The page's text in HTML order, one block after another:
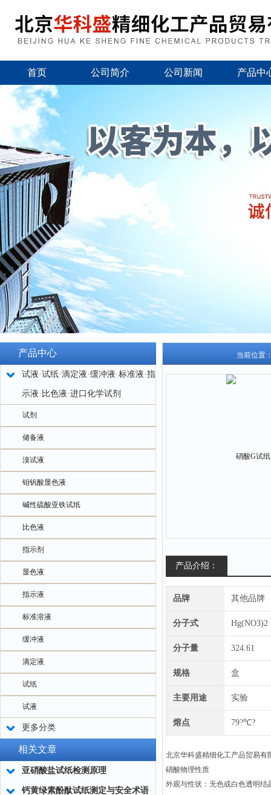
首页 公司简介 公司新闻 产品中
产品中心
试液·试纸·滴定液·缓冲液·标准液·指
示液·比色液·进口化学试剂
试剂
储备液
溴试液
钼钒酸显色液
碱性硫酸亚铁试纸
比色液
指示剂
显色液
指示液
标准溶液
缓冲液
滴定液
试纸
试液
更多分类
相关文章
亚硝酸盐试纸检测原理
钙黄绿素酚酞试纸测定与安全术语
当前位置
产品介绍：
品牌 其他品牌
分子式 Hg(NO3)2
分子量 324.61
规格 盒
主要用途 实验
熔点 79?℃?
北京华科盛精细化工产品贸易有
硝酸物理性质
外观与性状：无色或白色透明结